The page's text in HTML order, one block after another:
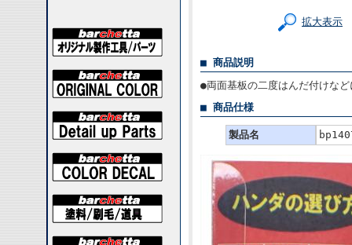
拡大表示
■ 商品説明
●両面基板の二度はんだ付けな
■ 商品仕様
製品名